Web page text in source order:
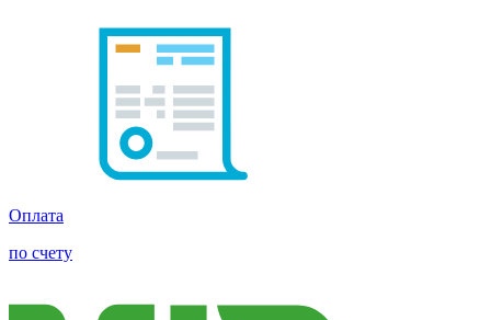
Оплата
по счету